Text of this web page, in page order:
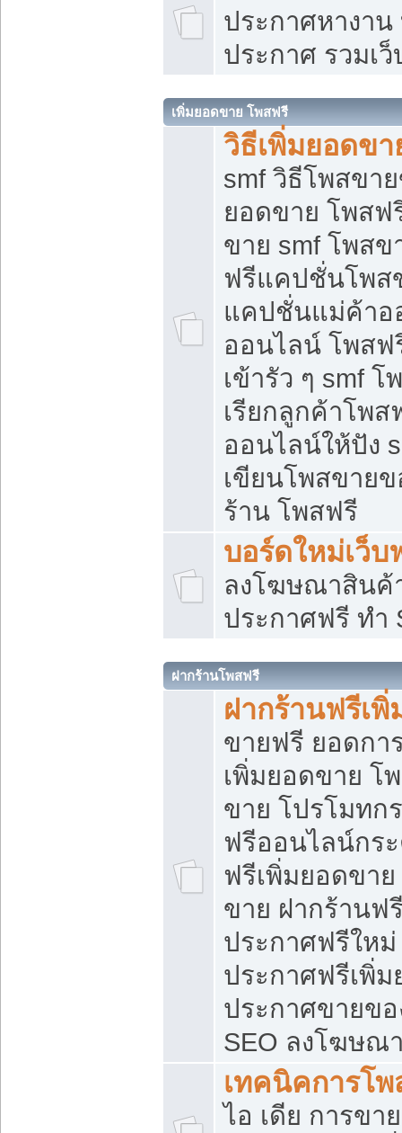
ประกาศหางาน
ประกาศ รวมเ
เพิ่มยอดขาย โพสฟรี
วิธีเพิ่มยอดข
smf วิธีโพสขา
ยอดขาย โพสฟ
ขาย smf โพส
ฟรีแคปชั่นโพส
แคปชั่นแม่ค้า
ออนไลน์ โพสฟ
เข้ารัว ๆ smf
เรียกลูกค้าโพส
ออนไลน์ให้ปัง
เขียนโพสขาย
ร้าน โพสฟรี
บอร์ดใหม่เว็บ
ลงโฆษณาสิน
ประกาศฟรี ทำ
ฝากร้านโพสฟรี
ฝากร้านฟรีเ
ขายฟรี ยอดกา
เพิ่มยอดขาย โ
ขาย โปรโมทก
ฟรีออนไลน์กร
ฟรีเพิ่มยอดขา
ขาย ฝากร้านฟ
ประกาศฟรีใหม่
ประกาศฟรีเพิ่
ประกาศขายข
SEO ลงโฆษณ
เทคนิคการโ
ไอ เดีย การขา